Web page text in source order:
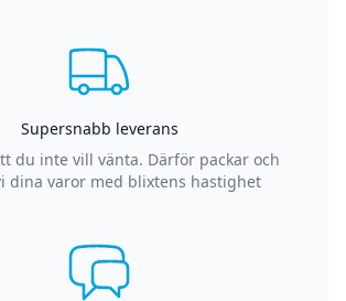
Supersnabb leverans
du inte vill vänta. Därför packar och
dina varor med blixtens hastighet